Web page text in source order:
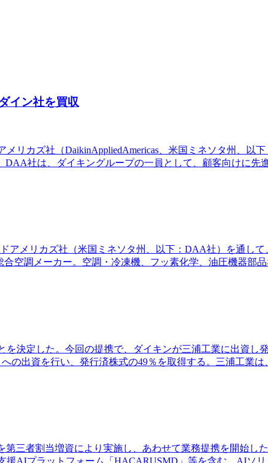
イン社を買収
リカズ社（DaikinAppliedAmericas、米国ミネソタ州、以
社は、ダイキングループの一員として、顧客向けに先
メリカズ社（米国ミネソタ州、以下：DAA社）を通して
空調メーカー。空調・冷凍機、フッ素化学、油圧機器部
決定した。今回の提携で、ダイキンが三浦工業に出資し
の出資を行い、発行済株式の49％を取得する。三浦工業
三者割当増資により実施し、あわせて業務提携を開始し